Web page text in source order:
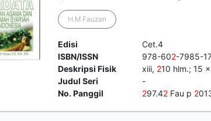
H.M Fauzan
Edisi
Cet.4
ISBN/ISSN
978-602-7985-
Deskripsi Fisik
xiii, 210 hlm.; 15 x
Judul Seri
-
No. Panggil
297.42Fau p 2